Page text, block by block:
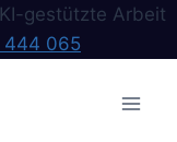
gestützte Arbeit
444 065